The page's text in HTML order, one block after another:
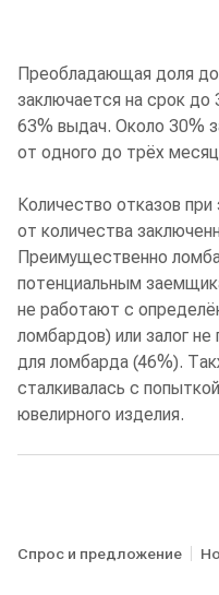
Преобладающая доля
заключается на срок до
63% выдач. Около 30%
от одного до трёх
Количество отказов
от количества
Преимущественно
потенциальным
не работают с
ломбардов) или залог
для ломбарда (46%).
сталкивалась с
ювелирного изделия.
Спрос и предложение